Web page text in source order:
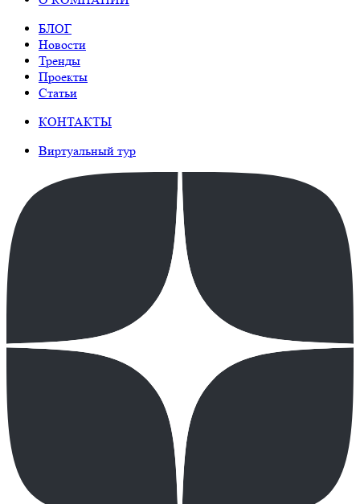
БЛОГ
Новости
Тренды
Проекты
Статьи
КОНТАКТЫ
Виртуальный тур